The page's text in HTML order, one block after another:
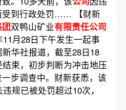
受到行政处罚…… 【财新
双鸭山矿业有限责任公司
月28日下午发生一起事
华社报道，截至28日18
束，初步判断为冲击地压
步调查中。财新获悉，该
规已被处罚超过10次，